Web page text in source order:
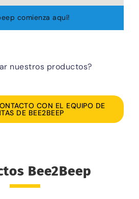
comienza aquí!
nuestros productos?
CON EL EQUIPO DE
DE BEE2BEEP
Bee2Beep